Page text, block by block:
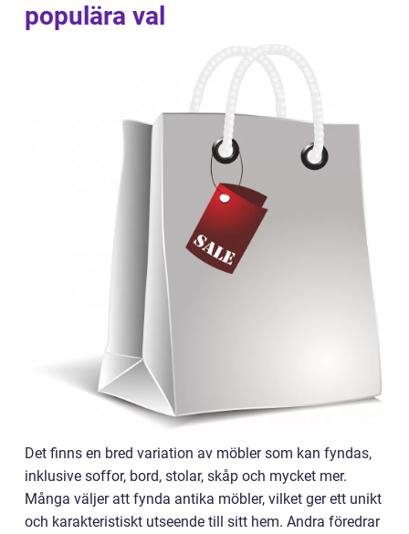
populära val
Det finns en bred variation av möbler som kan fyndas,
inklusive soffor, bord, stolar, skåp och mycket mer.
Många väljer att fynda antika möbler, vilket ger ett unikt
och karakteristiskt utseende till sitt hem. Andra föredrar